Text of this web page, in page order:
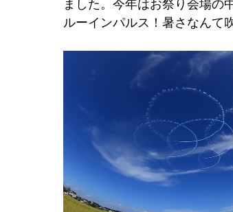
ました。今年はお祭り会場の
ルーインパルス！暑さなんて